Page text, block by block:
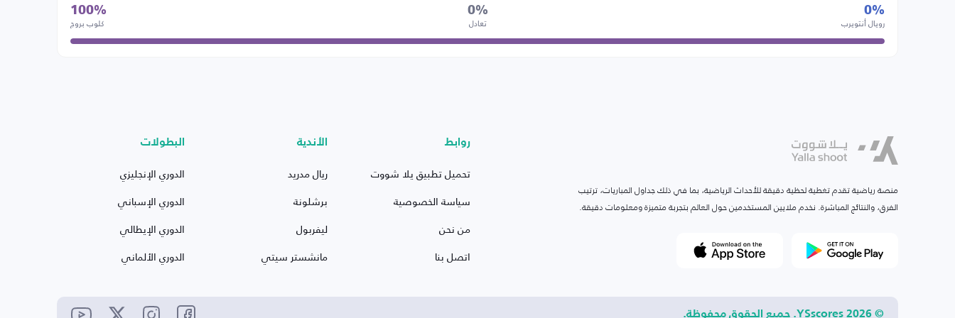
0%
رويال أنتويرب
0%
تعادل
100%
كلوب بروج
منصة رياضية تقدم تغطية لحظية دقيقة للأحداث الرياضية، بما في ذلك جداول المباريات، ترتيب
الفرق، والنتائج المباشرة. نخدم ملايين المستخدمين حول العالم بتجربة متميزة ومعلومات دقيقة.
روابط
تحميل تطبيق يلا شووت
سياسة الخصوصية
من نحن
اتصل بنا
الأندية
ريال مدريد
برشلونة
ليفربول
مانشستر سيتي
البطولات
الدوري الإنجليزي
الدوري الإسباني
الدوري الإيطالي
الدوري الألماني
© 2026 YSscores. جميع الحقوق محفوظة.